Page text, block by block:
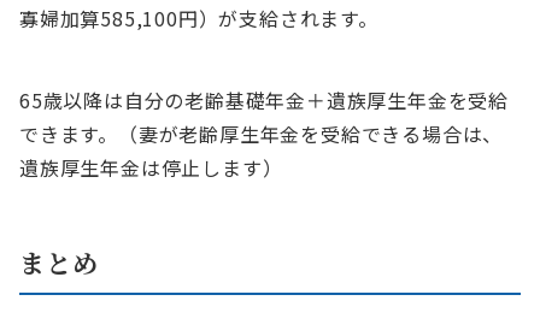
寡婦加算585,100円）が支給されます。
65歳以降は自分の老齢基礎年金＋遺族厚生年金を受給
できます。（妻が老齢厚生年金を受給できる場合は、
遺族厚生年金は停止します）
まとめ